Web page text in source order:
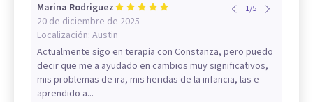
Marina Rodriguez
20 de diciembre de 2025
Localización: Austin
1/5
Actualmente sigo en terapia con Constanza, pero puedo
decir que me a ayudado en cambios muy significativos,
mis problemas de ira, mis heridas de la infancia, las e
aprendido a...